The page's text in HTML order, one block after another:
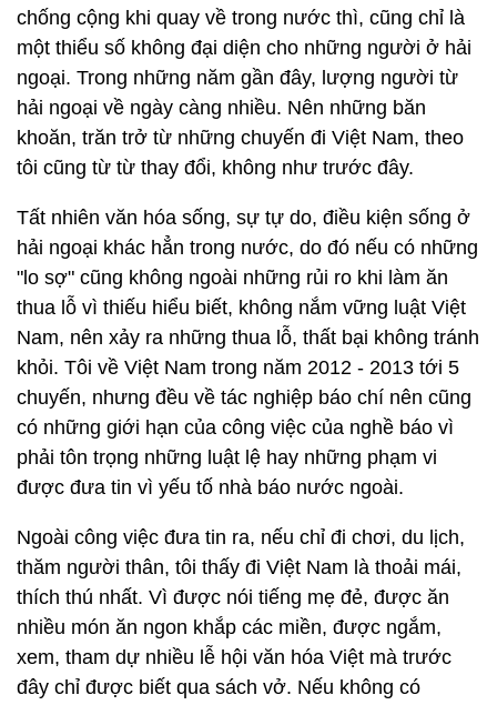
chống cộng khi quay về trong nước thì, cũng chỉ là
một thiểu số không đại diện cho những người ở hải
ngoại. Trong những năm gần đây, lượng người từ
hải ngoại về ngày càng nhiều. Nên những băn
khoăn, trăn trở từ những chuyến đi Việt Nam, theo
tôi cũng từ từ thay đổi, không như trước đây.
Tất nhiên văn hóa sống, sự tự do, điều kiện sống ở
hải ngoại khác hẳn trong nước, do đó nếu có những
"lo sợ" cũng không ngoài những rủi ro khi làm ăn
thua lỗ vì thiếu hiểu biết, không nắm vững luật Việt
Nam, nên xảy ra những thua lỗ, thất bại không tránh
khỏi. Tôi về Việt Nam trong năm 2012 - 2013 tới 5
chuyến, nhưng đều về tác nghiệp báo chí nên cũng
có những giới hạn của công việc của nghề báo vì
phải tôn trọng những luật lệ hay những phạm vi
được đưa tin vì yếu tố nhà báo nước ngoài.
Ngoài công việc đưa tin ra, nếu chỉ đi chơi, du lịch,
thăm người thân, tôi thấy đi Việt Nam là thoải mái,
thích thú nhất. Vì được nói tiếng mẹ đẻ, được ăn
nhiều món ăn ngon khắp các miền, được ngắm,
xem, tham dự nhiều lễ hội văn hóa Việt mà trước
đây chỉ được biết qua sách vở. Nếu không có